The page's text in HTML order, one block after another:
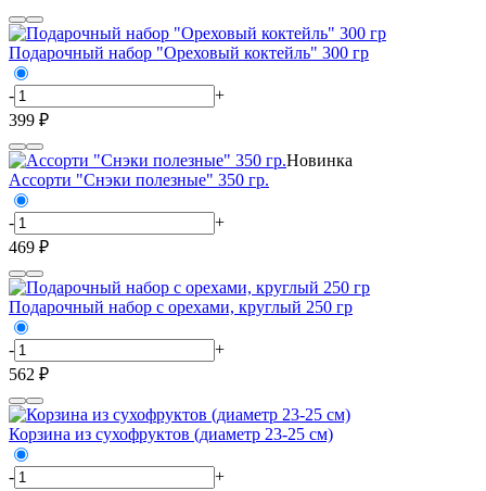
Подарочный набор "Ореховый коктейль" 300 гр
-
+
399 ₽
Новинка
Ассорти "Снэки полезные" 350 гр.
-
+
469 ₽
Подарочный набор с орехами, круглый 250 гр
-
+
562 ₽
Корзина из сухофруктов (диаметр 23-25 см)
-
+